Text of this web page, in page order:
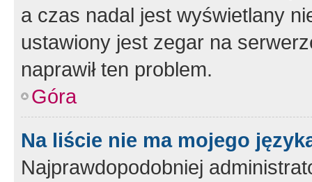
a czas nadal jest wyświetlany
ustawiony jest zegar na
naprawił ten problem.
Góra
Na liście nie ma mojego
Najprawdopodobniej